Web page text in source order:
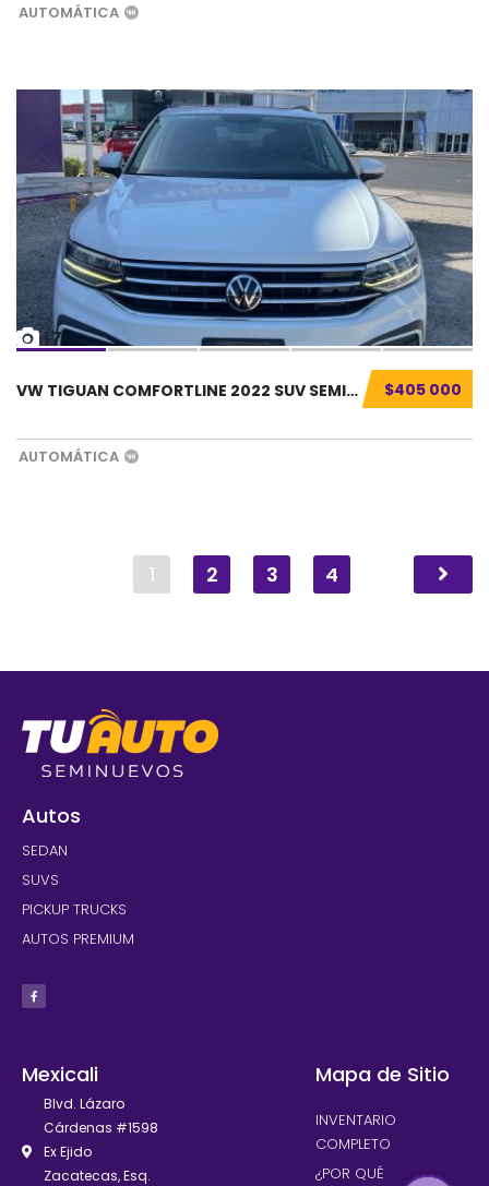
AUTOMÁTICA
17
$405 000
VW TIGUAN COMFORTLINE 2022 SUV SEMINUEVO...
AUTOMÁTICA
1 2 3 4
Autos
SEDAN
SUVS
PICKUP TRUCKS
AUTOS PREMIUM
Mexicali
Blvd. Lázaro
Cárdenas #1598
Ex Ejido
Zacatecas, Esq.
Mapa de Sitio
INVENTARIO
COMPLETO
¿POR QUÉ